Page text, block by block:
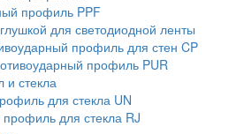
профиль PPF
для светодиодной ленты
профиль для стен CP
профиль PUR
и стекла
для стекла UN
для стекла RJ